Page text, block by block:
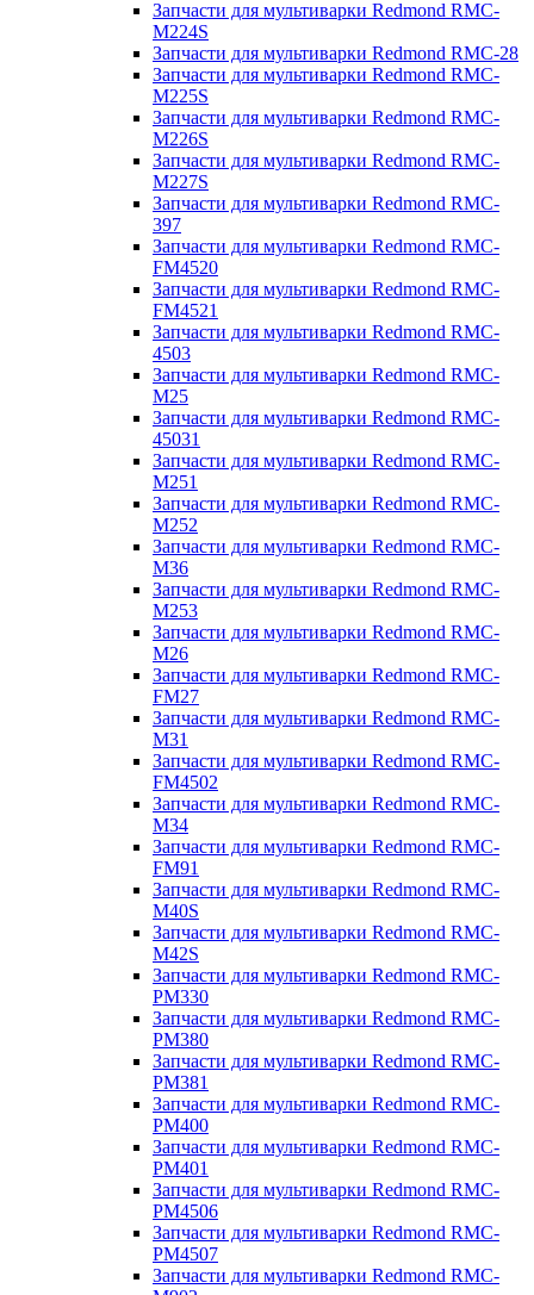
Запчасти для мультиварки Redmond RMC-
M224S
Запчасти для мультиварки Redmond RMC-28
Запчасти для мультиварки Redmond RMC-
M225S
Запчасти для мультиварки Redmond RMC-
M226S
Запчасти для мультиварки Redmond RMC-
M227S
Запчасти для мультиварки Redmond RMC-
397
Запчасти для мультиварки Redmond RMC-
FM4520
Запчасти для мультиварки Redmond RMC-
FM4521
Запчасти для мультиварки Redmond RMC-
4503
Запчасти для мультиварки Redmond RMC-
M25
Запчасти для мультиварки Redmond RMC-
45031
Запчасти для мультиварки Redmond RMC-
M251
Запчасти для мультиварки Redmond RMC-
M252
Запчасти для мультиварки Redmond RMC-
M36
Запчасти для мультиварки Redmond RMC-
M253
Запчасти для мультиварки Redmond RMC-
M26
Запчасти для мультиварки Redmond RMC-
FM27
Запчасти для мультиварки Redmond RMC-
M31
Запчасти для мультиварки Redmond RMC-
FM4502
Запчасти для мультиварки Redmond RMC-
M34
Запчасти для мультиварки Redmond RMC-
FM91
Запчасти для мультиварки Redmond RMC-
M40S
Запчасти для мультиварки Redmond RMC-
M42S
Запчасти для мультиварки Redmond RMC-
PM330
Запчасти для мультиварки Redmond RMC-
PM380
Запчасти для мультиварки Redmond RMC-
PM381
Запчасти для мультиварки Redmond RMC-
PM400
Запчасти для мультиварки Redmond RMC-
PM401
Запчасти для мультиварки Redmond RMC-
PM4506
Запчасти для мультиварки Redmond RMC-
PM4507
Запчасти для мультиварки Redmond RMC-